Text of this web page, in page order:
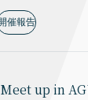
催報告
up in